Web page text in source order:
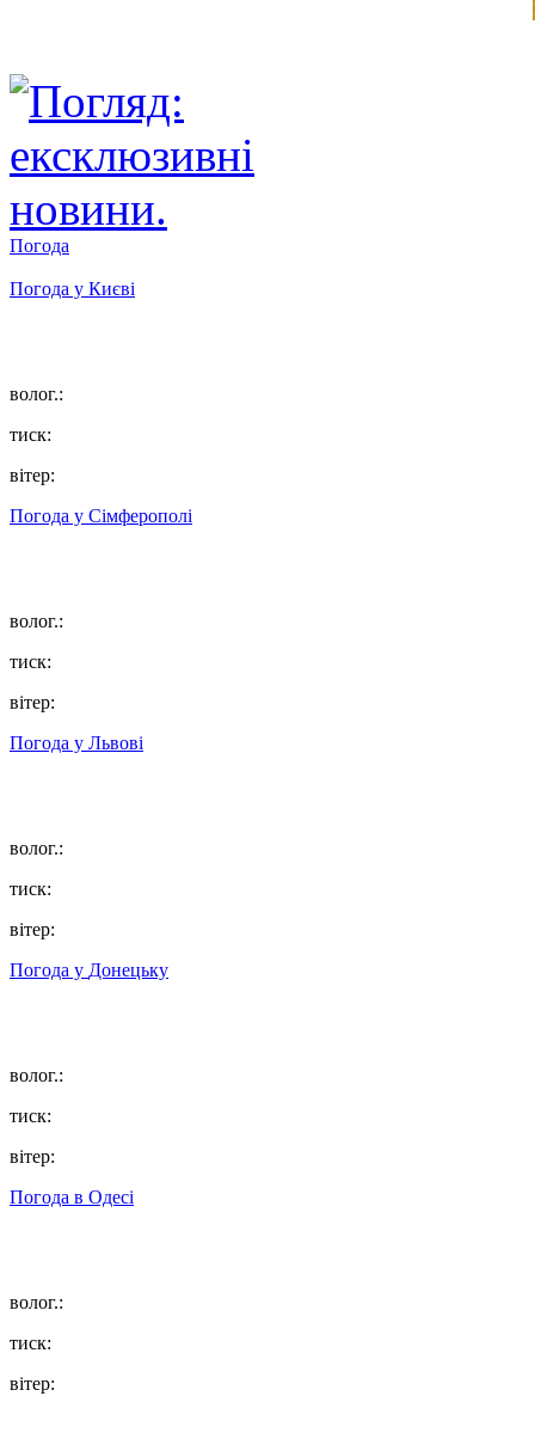
Погода
Погода у Києві
волог.:
тиск:
вітер:
Погода у Сімферополі
волог.:
тиск:
вітер:
Погода у Львові
волог.:
тиск:
вітер:
Погода у Донецьку
волог.:
тиск:
вітер:
Погода в Одесі
волог.:
тиск:
вітер: